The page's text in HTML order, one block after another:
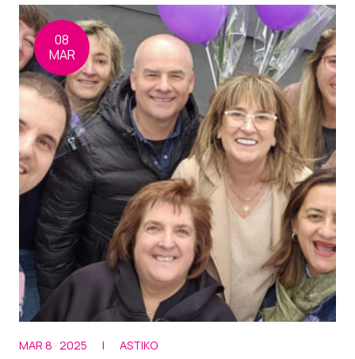
08
MAR
MAR 8 · 2025 | ASTIKO